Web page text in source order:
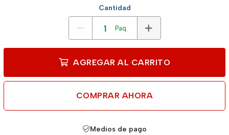
Cantidad
Paq.
AGREGAR AL CARRITO
COMPRAR AHORA
Medios de pago